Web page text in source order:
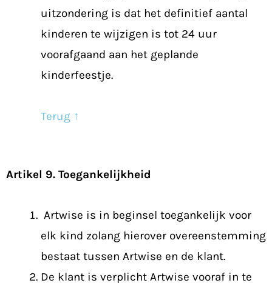
uitzondering is dat het definitief aantal
kinderen te wijzigen is tot 24 uur
voorafgaand aan het geplande
kinderfeestje.
Terug ↑
Artikel 9. Toegankelijkheid
Artwise is in beginsel toegankelijk voor
elk kind zolang hierover overeenstemming
bestaat tussen Artwise en de klant.
De klant is verplicht Artwise vooraf in te